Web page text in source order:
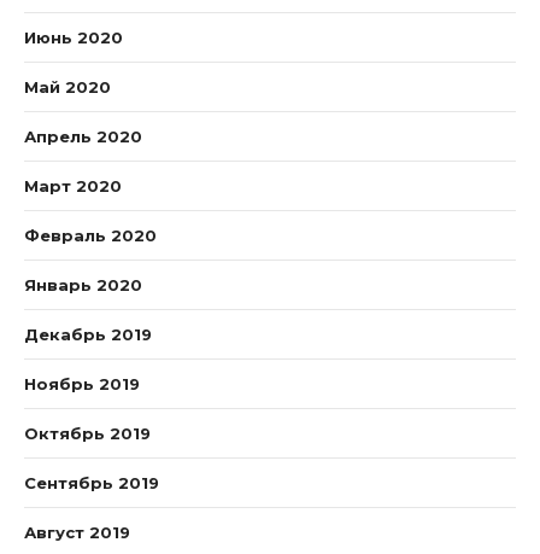
Июнь 2020
Май 2020
Апрель 2020
Март 2020
Февраль 2020
Январь 2020
Декабрь 2019
Ноябрь 2019
Октябрь 2019
Сентябрь 2019
Август 2019